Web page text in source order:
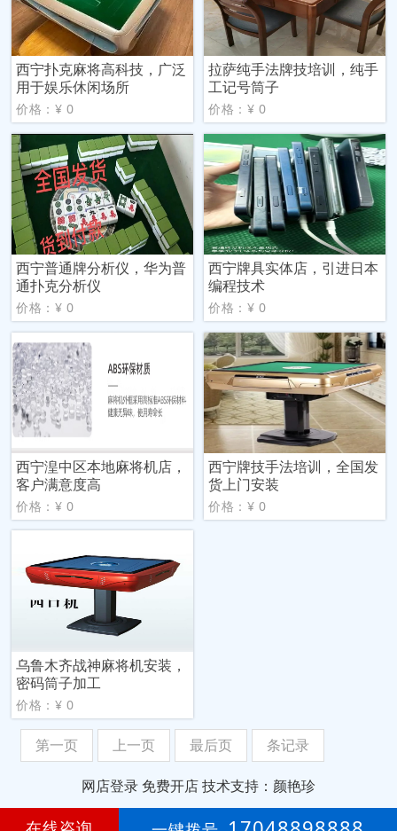
西宁扑克麻将高科技，广泛
用于娱乐休闲场所
价格：¥ 0
拉萨纯手法牌技培训，纯手
工记号筒子
价格：¥ 0
西宁普通牌分析仪，华为普
通扑克分析仪
价格：¥ 0
西宁牌具实体店，引进日本
编程技术
价格：¥ 0
西宁湟中区本地麻将机店，
客户满意度高
价格：¥ 0
西宁牌技手法培训，全国发
货上门安装
价格：¥ 0
乌鲁木齐战神麻将机安装，
密码筒子加工
价格：¥ 0
第一页 上一页 最后页 条记录
网店登录 免费开店技术支持：颜艳珍
第3年